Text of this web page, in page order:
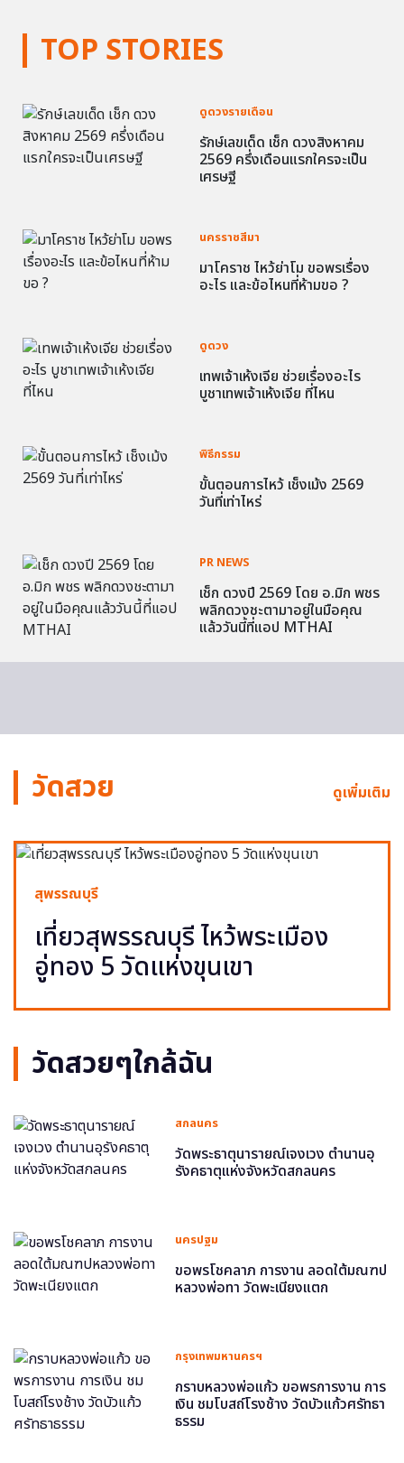
TOP STORIES
ดูดวงรายเดือน
รักษ์เลขเด็ด เช็ก ดวงสิงหาคม
2569 ครึ่งเดือนแรกใครจะเป็น
เศรษฐี
นครราชสีมา
มาโคราช ไหว้ย่าโม ขอพรเรื่อง
อะไร และข้อไหนที่ห้ามขอ ?
ดูดวง
เทพเจ้าเห้งเจีย ช่วยเรื่องอะไร
บูชาเทพเจ้าเห้งเจีย ที่ไหน
พิธีกรรม
ขั้นตอนการไหว้ เช็งเม้ง 2569
วันที่เท่าไหร่
PR NEWS
เช็ก ดวงปี 2569 โดย อ.มิก พชร
พลิกดวงชะตามาอยู่ในมือคุณ
แล้ววันนี้ที่แอป MTHAI
วัดสวย ดูเพิ่มเติม
สุพรรณบุรี
เที่ยวสุพรรณบุรี ไหว้พระเมือง
อู่ทอง 5 วัดแห่งขุนเขา
วัดสวยๆใกล้ฉัน
สกลนคร
วัดพระธาตุนารายณ์เจงเวง ตำนานอุ
รังคธาตุแห่งจังหวัดสกลนคร
นครปฐม
ขอพรโชคลาภ การงาน ลอดใต้มณฑป
หลวงพ่อทา วัดพะเนียงแตก
กรุงเทพมหานครฯ
กราบหลวงพ่อแก้ว ขอพรการงาน การ
เงิน ชมโบสถ์โรงช้าง วัดบัวแก้วศรัทธา
ธรรม